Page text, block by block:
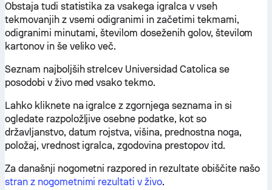
Obstaja tudi statistika za vsakega igralca v vseh
tekmovanjih z vsemi odigranimi in začetimi tekmami,
odigranimi minutami, številom doseženih golov, številom
kartonov in še veliko več.
Seznam najboljših strelcev Universidad Catolica se
posodobi v živo med vsako tekmo.
Lahko kliknete na igralce z zgornjega seznama in si
ogledate razpoložljive osebne podatke, kot so
državljanstvo, datum rojstva, višina, prednostna noga,
položaj, vrednost igralca, zgodovina prestopov itd.
Za današnji nogometni razpored in rezultate obiščite našo
stran z nogometnimi rezultati v živo.